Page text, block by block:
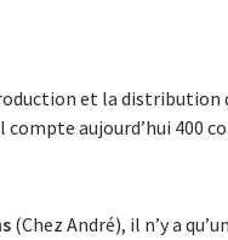
et la
aujourd’hui 400
(Chez André), il n’y a